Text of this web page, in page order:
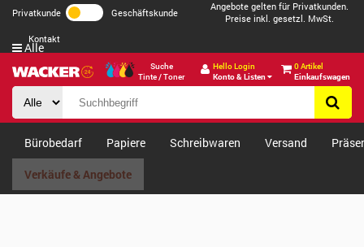
Privatkunde Geschäftskunde
Angebote gelten für Privatkunden.
Preise inkl. gesetzl. MwSt.
Kontakt
Suche
Tinte / Toner
Hello Login
Konto & Listen
0 Artikel
Einkaufswagen
Alle
Bürobedarf Papiere Schreibwaren Versand
Verkäufe & Angebote